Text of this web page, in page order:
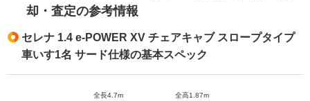
却・査定の参考情報
セレナ 1.4 e-POWER XV チェアキャブ スロープタイプ
車いす1名 サード仕様の基本スペック
全長4.7m 全高1.87m